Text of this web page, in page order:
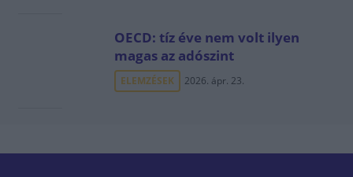
OECD: tíz éve nem volt ilyen
magas az adószint
ELEMZÉSEK 2026. ápr. 23.